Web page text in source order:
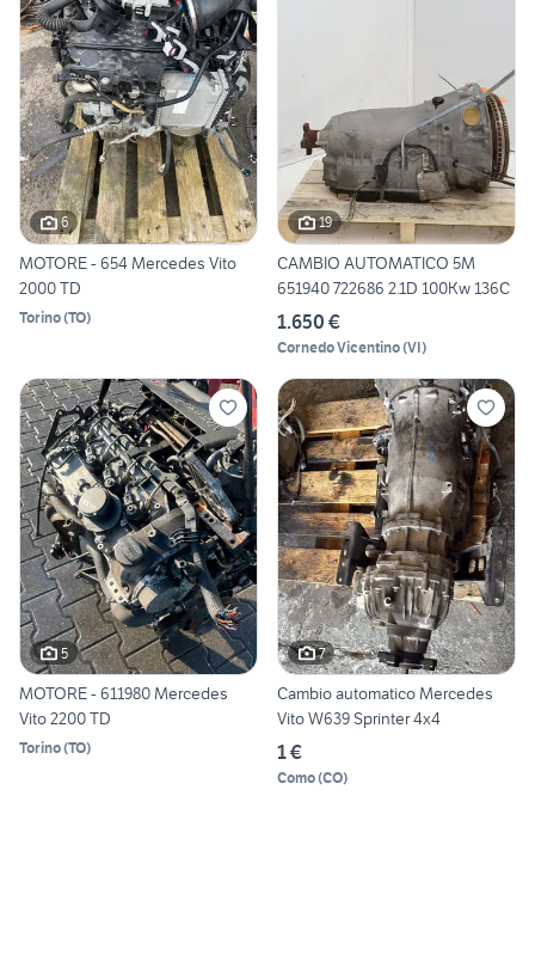
6
MOTORE - 654 Mercedes Vito
2000 TD
Torino(TO)
19
CAMBIO AUTOMATICO 5M
651940 722686 2.1D 100Kw 136C
1.650 €
Cornedo Vicentino(VI)
5
MOTORE - 611980 Mercedes
Vito 2200 TD
Torino(TO)
7
Cambio automatico Mercedes
Vito W639 Sprinter 4x4
1 €
Como(CO)